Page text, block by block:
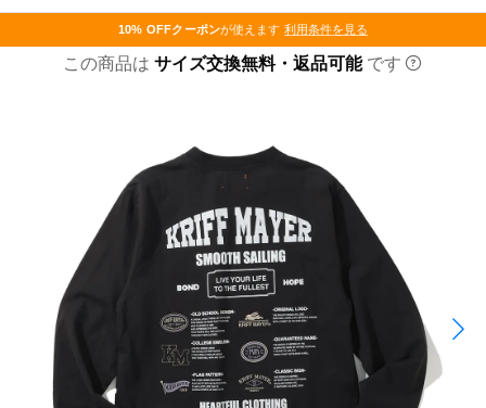
10% OFFクーポンが使えます 利用条件を見る
この商品は サイズ交換無料・返品可能 です